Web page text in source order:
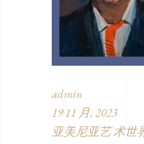
admin
19 11 月, 2023
亚美尼亚艺 术世